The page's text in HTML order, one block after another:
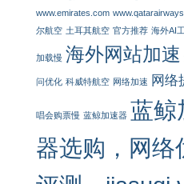
www.emirates.com
尔航空 土耳其航空 官方推荐 海外AI
加载慢 海外网站加速
问优化 科威特航空 网络加速 网络
唱会购票慢 蓝鲸加速器 蓝鲸
器选购，网络